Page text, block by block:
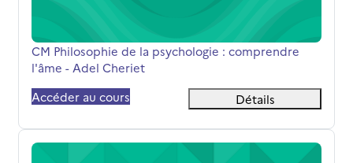
Nom du cours
CM Philosophie de la psychologie : comprendre
l'âme - Adel Cheriet
Accéder au cours
Détails
L1 Philo-Socio S2 - Chroniques d’une vie désarticulée.